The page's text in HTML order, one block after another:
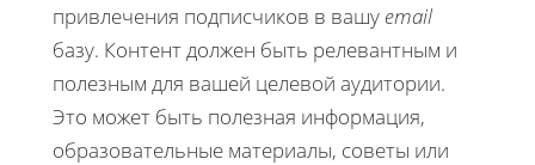
привлечения подписчиков в вашуemail
базу. Контент должен быть релевантным и
полезным для вашей целевой аудитории.
Это может быть полезная информация,
образовательные материалы, советы или